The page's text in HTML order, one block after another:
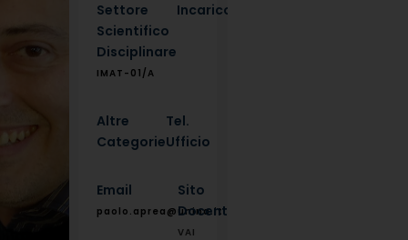
Settore
Scientifico
Disciplinare
IMAT-01/A
Incarico
Altre
Categorie
Tel.
Ufficio
Email
paolo.aprea@unina.it
Sito
Docente
VAI